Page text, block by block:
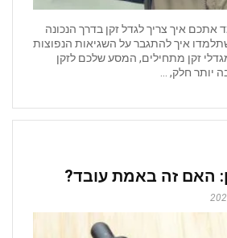
איך צריך לגדל זקן בדרך הנכונה
איך להתגבר על השגיאות הנפוצות
זקן מתחילים, המסע שלכם לזקן
יותר חלק, ...
האם זה באמת עובד?